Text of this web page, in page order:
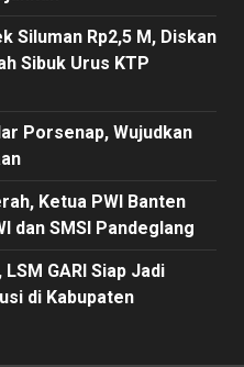
Siluman Rp2,5 M, Diskan
Sibuk Urus KTP
Porsenap, Wujudkan
Ketua PWI Banten
dan SMSI Pandeglang
GARI Siap Jadi
di Kabupaten